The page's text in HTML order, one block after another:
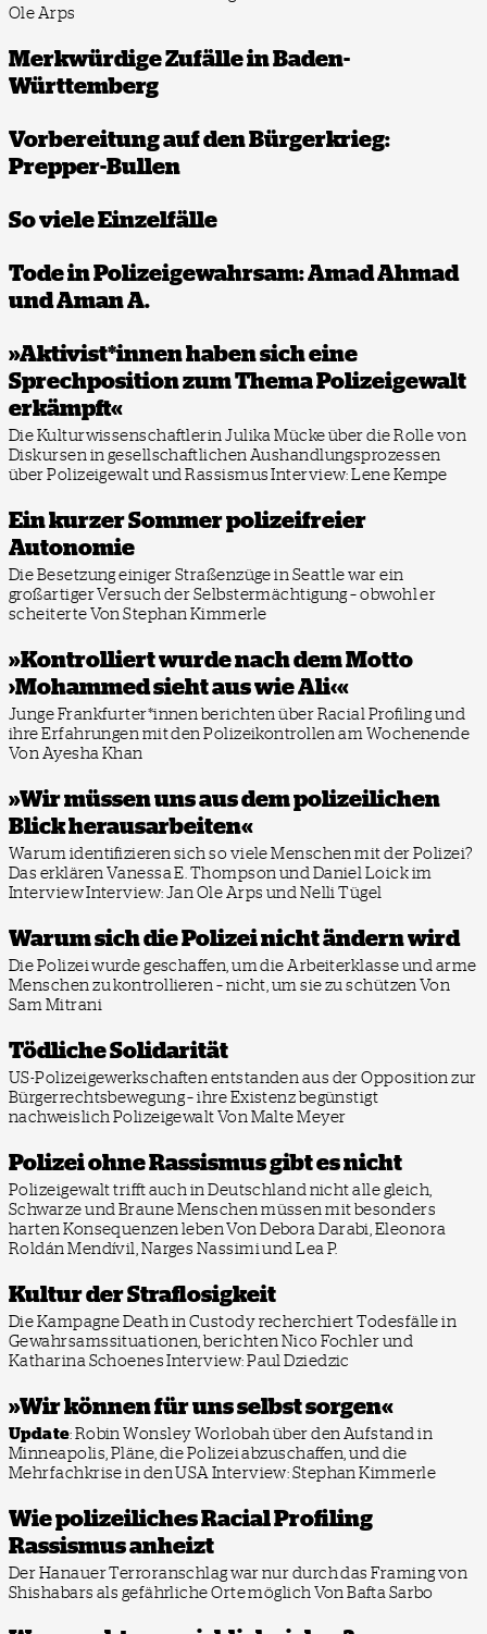
Ole Arps
Merkwürdige Zufälle in Baden-
Württemberg
Vorbereitung auf den Bürgerkrieg:
Prepper-Bullen
So viele Einzelfälle
Tode in Polizeigewahrsam: Amad Ahmad
und Aman A.
»Aktivist*innen haben sich eine
Sprechposition zum Thema Polizeigewalt
erkämpft«
Die Kulturwissenschaftlerin Julika Mücke über die Rolle von
Diskursen in gesellschaftlichen Aushandlungsprozessen
über Polizeigewalt und Rassismus Interview: Lene Kempe
Ein kurzer Sommer polizeifreier
Autonomie
Die Besetzung einiger Straßenzüge in Seattle war ein
großartiger Versuch der Selbstermächtigung – obwohl er
scheiterteVon Stephan Kimmerle
»Kontrolliert wurde nach dem Motto
›Mohammed sieht aus wie Ali‹«
Junge Frankfurter*innen berichten über Racial Profiling und
ihre Erfahrungen mit den Polizeikontrollen am Wochenende
Von Ayesha Khan
»Wir müssen uns aus dem polizeilichen
Blick herausarbeiten«
Warum identifizieren sich so viele Menschen mit der Polizei?
Das erklären Vanessa E. Thompson und Daniel Loick im
InterviewInterview: Jan Ole Arps und Nelli Tügel
Warum sich die Polizei nicht ändern wird
Die Polizei wurde geschaffen, um die Arbeiterklasse und arme
Menschen zu kontrollieren – nicht, um sie zu schützen Von
Sam Mitrani
Tödliche Solidarität
US-Polizeigewerkschaften entstanden aus der Opposition zur
Bürgerrechtsbewegung – ihre Existenz begünstigt
nachweislich PolizeigewaltVon Malte Meyer
Polizei ohne Rassismus gibt es nicht
Polizeigewalt trifft auch in Deutschland nicht alle gleich,
Schwarze und Braune Menschen müssen mit besonders
harten Konsequenzen lebenVon Debora Darabi, Eleonora
Roldán Mendívil, Narges Nassimi und Lea P.
Kultur der Straflosigkeit
Die Kampagne Death in Custody recherchiert Todesfälle in
Gewahrsamssituationen, berichten Nico Fochler und
Katharina SchoenesInterview: Paul Dziedzic
»Wir können für uns selbst sorgen«
Update: Robin Wonsley Worlobah über den Aufstand in
Minneapolis, Pläne, die Polizei abzuschaffen, und die
Mehrfachkrise in den USA Interview: Stephan Kimmerle
Wie polizeiliches Racial Profiling
Rassismus anheizt
Der Hanauer Terroranschlag war nur durch das Framing von
Shishabars als gefährliche Orte möglich Von Bafta Sarbo